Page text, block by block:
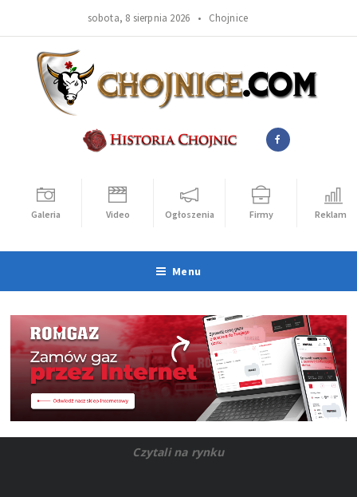
sobota, 8 sierpnia 2026 • Chojnice
Galeria Video Ogłoszenia Firmy Reklama
Menu
Czytali na rynku